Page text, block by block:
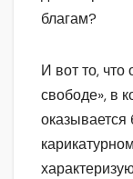
благам?
И вот то, что
свободе», в
оказывается